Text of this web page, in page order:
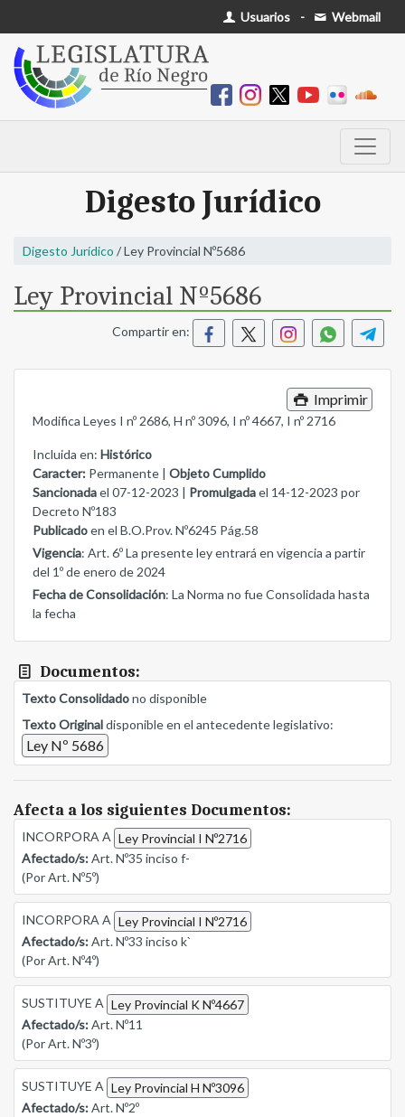
Usuarios - Webmail
Digesto Jurídico
Digesto Jurídico / Ley Provincial Nº5686
Ley Provincial Nº5686
Compartir en:
Imprimir
Modifica Leyes I nº 2686, H nº 3096, I nº 4667, I nº 2716
Incluida en: Histórico
Caracter: Permanente | Objeto Cumplido
Sancionadael 07-12-2023 | Promulgadael 14-12-2023 por
Decreto Nº183
Publicadoen el B.O.Prov. Nº6245 Pág.58
Vigencia: Art. 6º La presente ley entrará en vigencia a partir
del 1º de enero de 2024
Fecha de Consolidación: La Norma no fue Consolidada hasta
la fecha
Documentos:
Texto Consolidadono disponible
Texto Originaldisponible en el antecedente legislativo:
Ley Nº 5686
Afecta a los siguientes Documentos:
INCORPORA A Ley Provincial I Nº2716
Afectado/s:Art. Nº35 inciso f-
(Por Art. Nº5º)
INCORPORA A Ley Provincial I Nº2716
Afectado/s:Art. Nº33 inciso k`
(Por Art. Nº4º)
SUSTITUYE A Ley Provincial K Nº4667
Afectado/s:Art. Nº11
(Por Art. Nº3º)
SUSTITUYE A Ley Provincial H Nº3096
Afectado/s:Art. Nº2º